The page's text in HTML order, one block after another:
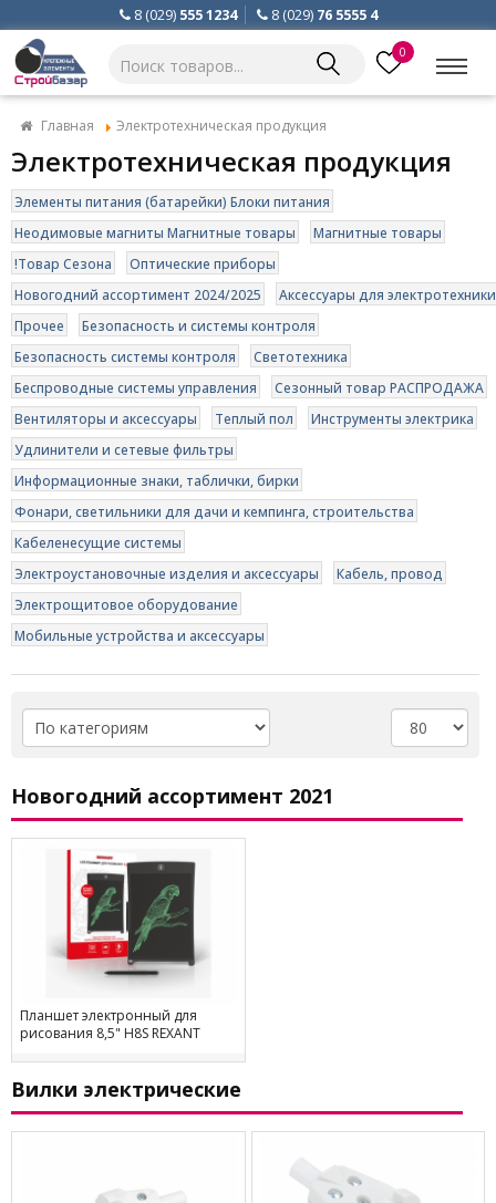
8 (029) 555 1234 8 (029) 76 5555 4
0
Главная Электротехническая продукция
Электротехническая продукция
Элементы питания (батарейки) Блоки питания
Неодимовые магниты Магнитные товары
Магнитные товары
!Товар Сезона
Оптические приборы
Новогодний ассортимент 2024/2025
Аксессуары для электротехники
Прочее
Безопасность и системы контроля
Безопасность системы контроля
Светотехника
Беспроводные системы управления
Сезонный товар РАСПРОДАЖА
Вентиляторы и аксессуары
Теплый пол
Инструменты электрика
Удлинители и сетевые фильтры
Информационные знаки, таблички, бирки
Фонари, светильники для дачи и кемпинга, строительства
Кабеленесущие системы
Электроустановочные изделия и аксессуары
Кабель, провод
Электрощитовое оборудование
Мобильные устройства и аксессуары
Новогодний ассортимент 2021
Планшет электронный для
рисования 8,5" H8S REXANT
Вилки электрические